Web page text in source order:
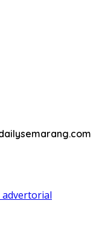
advertorial